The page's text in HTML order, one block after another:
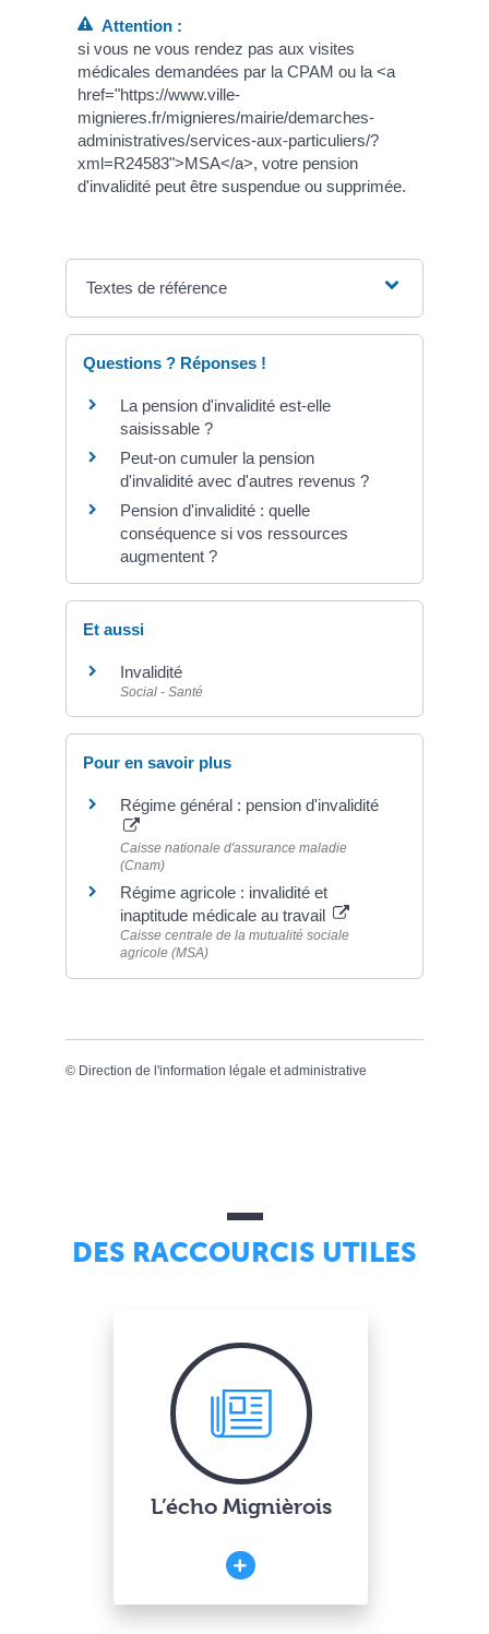
Attention :
si vous ne vous rendez pas aux visites
médicales demandées par la CPAM ou la <a
href="https://www.ville-
mignieres.fr/mignieres/mairie/demarches-
administratives/services-aux-particuliers/?
xml=R24583">MSA</a>, votre pension
d'invalidité peut être suspendue ou supprimée.
Textes de référence
Questions ? Réponses !
La pension d'invalidité est-elle
saisissable ?
Peut-on cumuler la pension
d'invalidité avec d'autres revenus ?
Pension d'invalidité : quelle
conséquence si vos ressources
augmentent ?
Et aussi
Invalidité
Social - Santé
Pour en savoir plus
Régime général : pension d'invalidité
Caisse nationale d'assurance maladie
(Cnam)
Régime agricole : invalidité et
inaptitude médicale au travail
Caisse centrale de la mutualité sociale
agricole (MSA)
© Direction de l'information légale et administrative
DES RACCOURCIS UTILES
L’écho Mignièrois